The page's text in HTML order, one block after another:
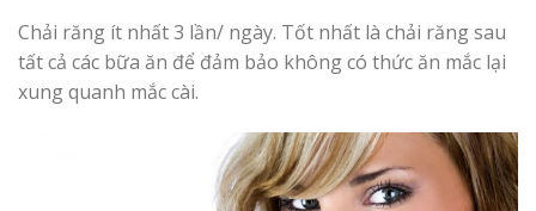
Chải răng ít nhất 3 lần/ ngày. Tốt nhất là chải răng sau
tất cả các bữa ăn để đảm bảo không có thức ăn mắc lại
xung quanh mắc cài.